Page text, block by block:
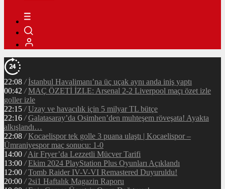
22:08 / İstanbul Havalimanı’na üç uçak aynı anda iniş yaptı
00:42 / MAÇ ÖZETİ İZLE: Arsenal 2-2 Liverpool maçı özet izle
goller izle
22:15 / Uzay ve havacılık için 5 milyar TL bütçe
22:16 / Galatasaray’da Osimhen’den muhteşem röveşata! Ayakta
alkışlandı…
22:08 / Kocaelispor tek golle 3 puana ulaştı | Kocaelispor –
Ümraniyespor maç sonucu: 1-0
14:00 / Air Fryer’da Lezzetli Mücver Tarifi
13:00 / Ekim 2024 PlayStation Plus Oyunları Açıklandı
12:00 / Tomb Raider IV-V-VI Remastered Duyuruldu!
20:00 / 2si1 Haftalık Magazin Raporu